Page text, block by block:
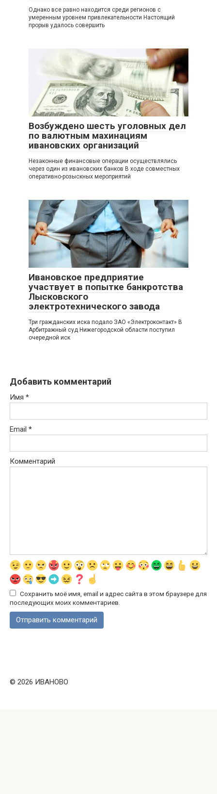
Однако все равно находится среди регионов с
умеренным уровнем привлекательности Настоящий
прорыв удалось совершить
Возбуждено шесть уголовных дел
по валютным махинациям
ивановских организаций
Незаконные финансовые операции осуществлялись
через один из ивановских банков В ходе совместных
оперативно-розыскных мероприятий
Ивановское предприятие
участвует в попытке банкротства
Лысковского
электротехнического завода
Три гражданских иска подало ЗАО «Электроконтакт» В
Арбитражный суд Нижегородской области поступил
очередной иск
Добавить комментарий
Имя *
Email *
Комментарий
Сохранить моё имя, email и адрес сайта в этом браузере для
последующих моих комментариев.
© 2026 ИВАНОВО